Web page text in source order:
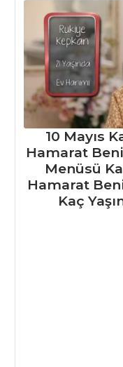
10 Mayıs
Hamarat
Menüsü
Hamarat
Kaç